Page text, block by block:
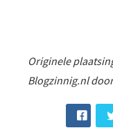
Originele
Blogzinnig.nl